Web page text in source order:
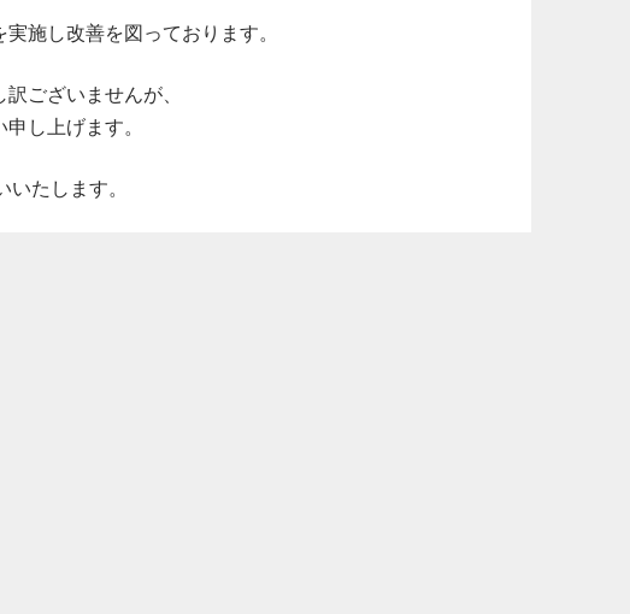
施し改善を図っております。
ございませんが、
し上げます。
たします。